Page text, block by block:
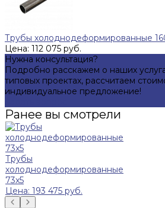
Трубы холоднодеформированные
Цена: 112 075 руб.
Нужна консультация?
Подробно расскажем о наших
типовых проектах, рассчитаем
индивидуальное предложение!
Ранее вы смотрели
Трубы
холоднодеформированные
73x5
Цена: 193 475 руб.